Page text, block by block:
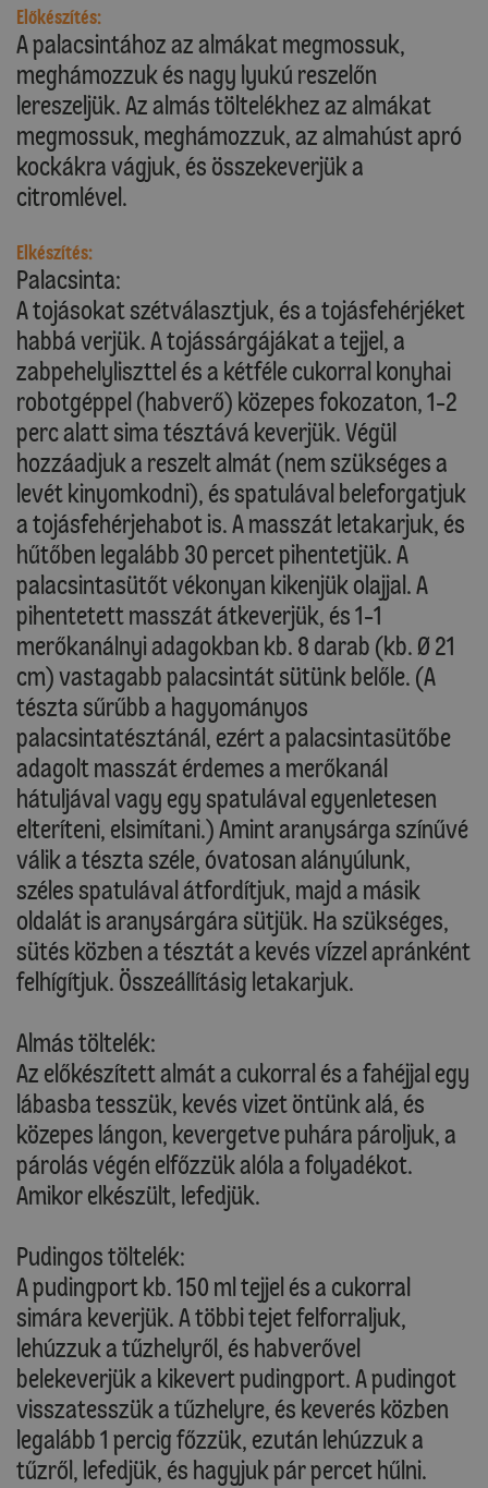
Előkészítés:
A palacsintához az almákat megmossuk,
meghámozzuk és nagy lyukú reszelőn
lereszeljük. Az almás töltelékhez az almákat
megmossuk, meghámozzuk, az almahúst apró
kockákra vágjuk, és összekeverjük a
citromlével.
Elkészítés:
Palacsinta:
A tojásokat szétválasztjuk, és a tojásfehérjéket
habbá verjük. A tojássárgájákat a tejjel, a
zabpehelyliszttel és a kétféle cukorral konyhai
robotgéppel (habverő) közepes fokozaton, 1-2
perc alatt sima tésztává keverjük. Végül
hozzáadjuk a reszelt almát (nem szükséges a
levét kinyomkodni), és spatulával beleforgatjuk
a tojásfehérjehabot is. A masszát letakarjuk, és
hűtőben legalább 30 percet pihentetjük. A
palacsintasütőt vékonyan kikenjük olajjal. A
pihentetett masszát átkeverjük, és 1-1
merőkanálnyi adagokban kb. 8 darab (kb. Ø 21
cm) vastagabb palacsintát sütünk belőle. (A
tészta sűrűbb a hagyományos
palacsintatésztánál, ezért a palacsintasütőbe
adagolt masszát érdemes a merőkanál
hátuljával vagy egy spatulával egyenletesen
elteríteni, elsimítani.) Amint aranysárga színűvé
válik a tészta széle, óvatosan alányúlunk,
széles spatulával átfordítjuk, majd a másik
oldalát is aranysárgára sütjük. Ha szükséges,
sütés közben a tésztát a kevés vízzel apránként
felhígítjuk. Összeállításig letakarjuk.
Almás töltelék:
Az előkészített almát a cukorral és a fahéjjal egy
lábasba tesszük, kevés vizet öntünk alá, és
közepes lángon, kevergetve puhára pároljuk, a
párolás végén elfőzzük alóla a folyadékot.
Amikor elkészült, lefedjük.
Pudingos töltelék:
A pudingport kb. 150 ml tejjel és a cukorral
simára keverjük. A többi tejet felforraljuk,
lehúzzuk a tűzhelyről, és habverővel
belekeverjük a kikevert pudingport. A pudingot
visszatesszük a tűzhelyre, és keverés közben
legalább 1 percig főzzük, ezután lehúzzuk a
tűzről, lefedjük, és hagyjuk pár percet hűlni.